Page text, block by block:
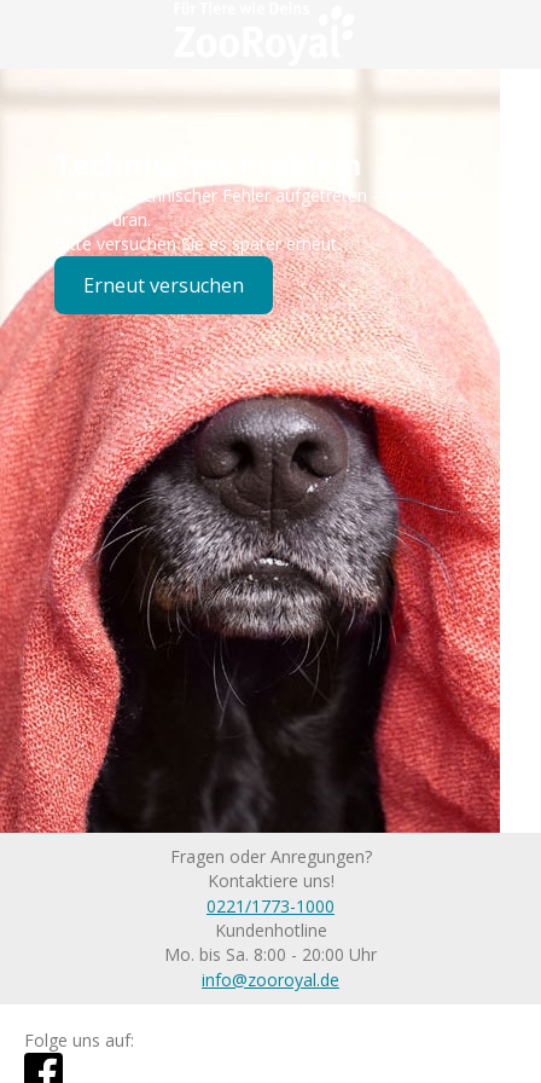
Technisches Problem
Es ist ein technischer Fehler aufgetreten – wir sind
bereits dran.
Bitte versuchen Sie es später erneut.
Erneut versuchen
Fragen oder Anregungen?
Kontaktiere uns!
0221/1773-1000
Kundenhotline
Mo. bis Sa. 8:00 - 20:00 Uhr
info@zooroyal.de
Folge uns auf: